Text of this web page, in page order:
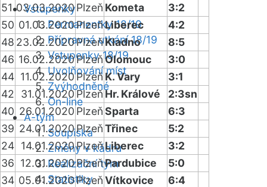
Vstupenky
Permanentky 18/19
Přípravná utkání 18/19
Vstupenky 18/19
Uvolňování míst
Zvýhodněné
On-line
A-tým
Soupiska
Změny v kádru
Realizační tým
Statistiky
51 03.03.2020Plzeň Kometa
3:2
50 01.03.2020PlzeňLiberec
4:2
48 23.02.2020PlzeňKladno
8:5
46 16.02.2020PlzeňOlomouc
3:0
44 11.02.2020 Plzeň K. Vary
3:1
42
31.01.2020PlzeňHr. Králové
2:3sn
40 26.01.2020 PlzeňSparta
6:3
39 24.01.2020PlzeňTřinec
5:2
24 14.01.2020PlzeňLiberec
3:2
36 12.01.2020PlzeňPardubice
5:0
34 05.01.2020PlzeňVítkovice
6:4